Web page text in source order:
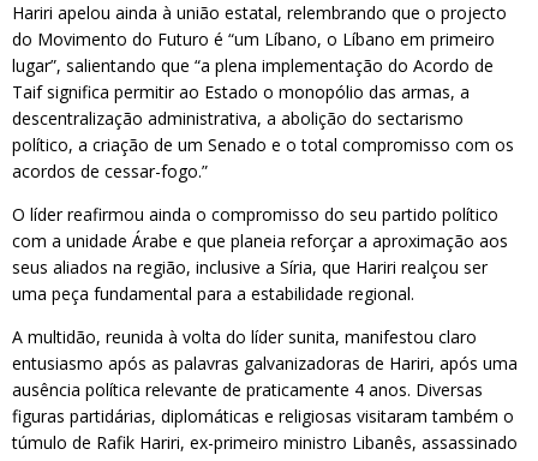
Hariri apelou ainda à união estatal, relembrando que o projecto
do Movimento do Futuro é “um Líbano, o Líbano em primeiro
lugar”, salientando que “a plena implementação do Acordo de
Taif significa permitir ao Estado o monopólio das armas, a
descentralização administrativa, a abolição do sectarismo
político, a criação de um Senado e o total compromisso com os
acordos de cessar-fogo.”
O líder reafirmou ainda o compromisso do seu partido político
com a unidade Árabe e que planeia reforçar a aproximação aos
seus aliados na região, inclusive a Síria, que Hariri realçou ser
uma peça fundamental para a estabilidade regional.
A multidão, reunida à volta do líder sunita, manifestou claro
entusiasmo após as palavras galvanizadoras de Hariri, após uma
ausência política relevante de praticamente 4 anos. Diversas
figuras partidárias, diplomáticas e religiosas visitaram também o
túmulo de Rafik Hariri, ex-primeiro ministro Libanês, assassinado